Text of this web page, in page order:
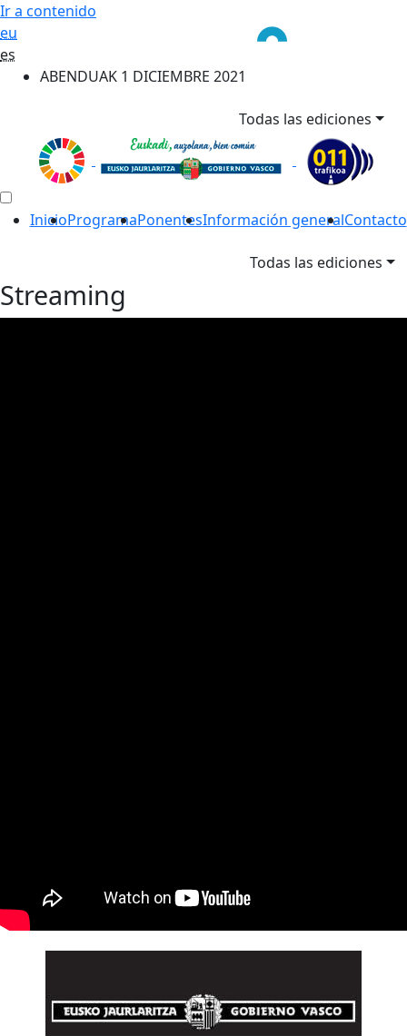
Ir a contenido
eu
es
ABENDUAK 1 DICIEMBRE 2021
Todas las ediciones
InicioProgramaPonentesInformación generalContacto
Todas las ediciones
Streaming